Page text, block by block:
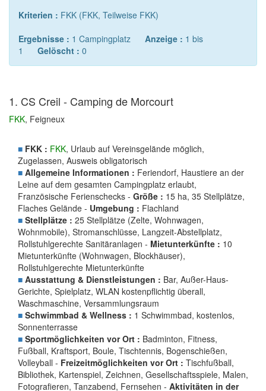
Kriterien : FKK (FKK, Teilweise FKK)
Ergebnisse : 1 Campingplatz Anzeige : 1 bis
1 Gelöscht : 0
1. CS Creil - Camping de Morcourt
FKK, Feigneux
■ FKK : FKK, Urlaub auf Vereinsgelände möglich,
Zugelassen, Ausweis obligatorisch
■ Allgemeine Informationen : Feriendorf, Haustiere an der
Leine auf dem gesamten Campingplatz erlaubt,
Französische Ferienschecks - Größe : 15 ha, 35 Stellplätze,
Flaches Gelände - Umgebung : Flachland
■ Stellplätze : 25 Stellplätze (Zelte, Wohnwagen,
Wohnmobile), Stromanschlüsse, Langzeit-Abstellplatz,
Rollstuhlgerechte Sanitäranlagen - Mietunterkünfte : 10
Mietunterkünfte (Wohnwagen, Blockhäuser),
Rollstuhlgerechte Mietunterkünfte
■ Ausstattung & Dienstleistungen : Bar, Außer-Haus-
Gerichte, Spielplatz, WLAN kostenpflichtig überall,
Waschmaschine, Versammlungsraum
■ Schwimmbad & Wellness : 1 Schwimmbad, kostenlos,
Sonnenterrasse
■ Sportmöglichkeiten vor Ort : Badminton, Fitness,
Fußball, Kraftsport, Boule, Tischtennis, Bogenschießen,
Volleyball - Freizeitmöglichkeiten vor Ort : Tischfußball,
Bibliothek, Kartenspiel, Zeichnen, Gesellschaftsspiele, Malen,
Fotografieren, Tanzabend, Fernsehen - Aktivitäten in der